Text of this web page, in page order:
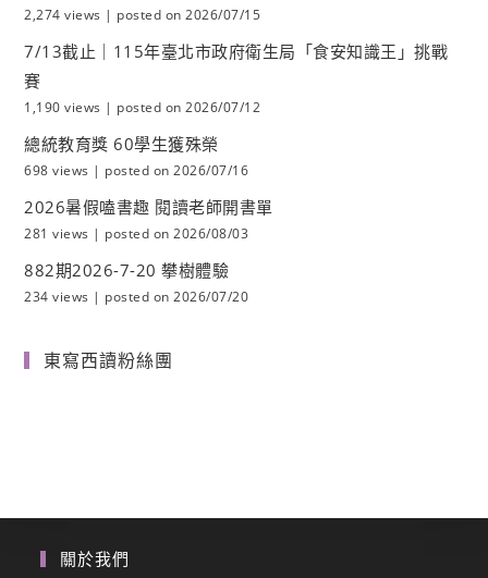
2,274 views | posted on 2026/07/15
7/13截止｜115年臺北市政府衛生局「食安知識王」挑戰
賽
1,190 views | posted on 2026/07/12
總統教育獎 60學生獲殊榮
698 views | posted on 2026/07/16
2026暑假嗑書趣 閱讀老師開書單
281 views | posted on 2026/08/03
882期2026-7-20 攀樹體驗
234 views | posted on 2026/07/20
東寫西讀粉絲團
關於我們